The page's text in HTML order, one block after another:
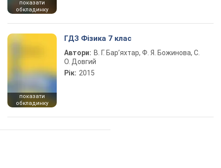
показати
обкладинку
показати
обкладинку
ГДЗ Фізика 7 клас
Автори: В. Г. Бар’яхтар, Ф. Я. Божинова, С.
О. Довгий
Рік: 2015